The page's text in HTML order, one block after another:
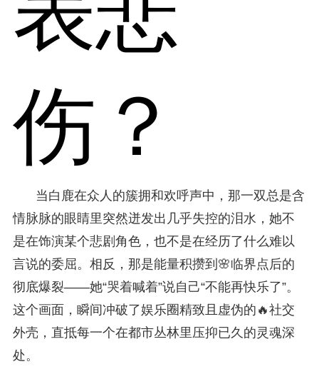
伤？
当白鹿在众人的簇拥和欢呼声中，那一双总是含
情脉脉的眼睛里突然迸发出几乎失控的泪水，她不
是在饰演某个悲剧角色，也不是在经历了什么难以
言说的委屈。相反，那是能量积攒到🌸临界点后的
彻底爆裂——她“哭着喊着”说自己“不能再快乐了”。
这个画面，瞬间冲破了娱乐圈精致且虚伪的🔥社交
外壳，直抵每一个在都市丛林里压抑已久的灵魂深
处。